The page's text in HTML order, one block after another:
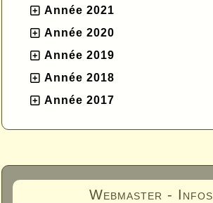
Année 2021
Année 2020
Année 2019
Année 2018
Année 2017
Webmaster - Infos